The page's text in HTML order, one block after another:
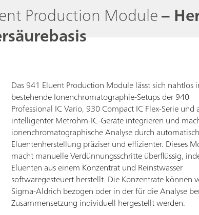
Production Module–
Das 941 Eluent Production Module lässt sich nahtlos
bestehende Ionenchromatographie-Setups der 940
Professional IC Vario, 930 Compact IC Flex-Serie und
intelligenter Metrohm-IC-Geräte integrieren und
ionenchromatographische Analyse durch
Eluentenherstellung präziser und effizienter. Dieses
macht manuelle Verdünnungsschritte überflüssig,
Eluenten aus einem Konzentrat und Reinstwasser
softwaregesteuert herstellt. Die Konzentrate können
Sigma-Aldrich bezogen oder in der für die Analyse
Zusammensetzung individuell hergestellt werden.